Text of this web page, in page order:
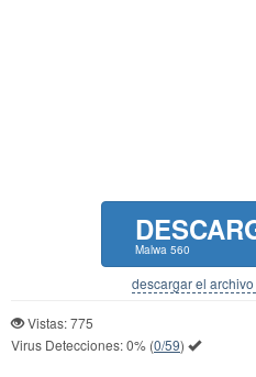
Malwa 560
descargar el
Vistas: 775
Virus Detecciones:0% (0/59)